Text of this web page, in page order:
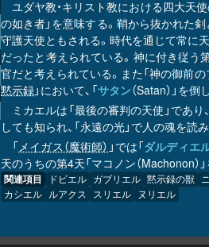
ユダヤ教・キリスト教における四大天
の如き者」を意味する。鞘から抜かれた剣
守護天使ともされる。時代を通じて常に
だったと考えられている。神に付き従う
官だと考えられている。また「神の御前の
黙示録」において、「サタン（Satan）」を
ミカエルは「最後の審判の天使」であ
しても知られ、「永遠の光」で人の魂を
「メイガス（魔術師） 」では「ダルディエ
天のうちの第4天「マコノン（Machonon）
関連項目 ドビエル ガブリエル 黙示録の獣
カシエル ルアクス スリエル ヌリエル